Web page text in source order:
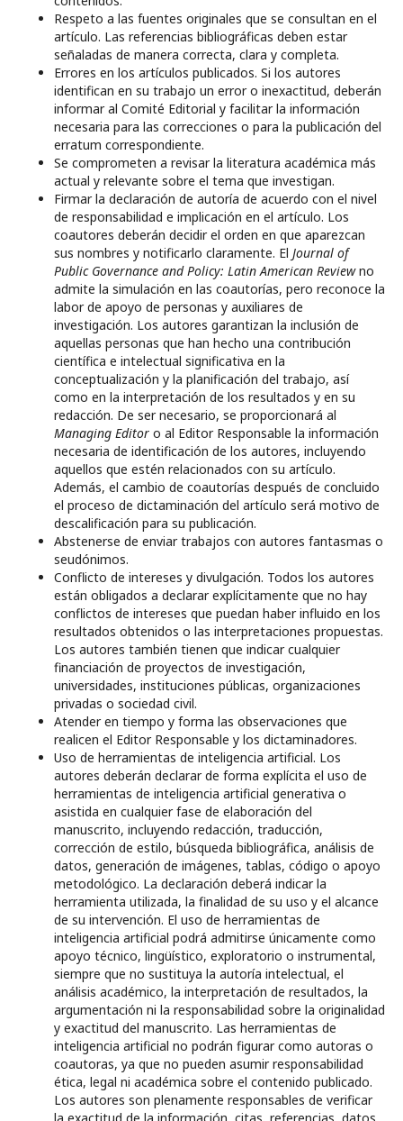
Respeto a las fuentes originales que se consultan en el
artículo. Las referencias bibliográficas deben estar
señaladas de manera correcta, clara y completa.
Errores en los artículos publicados. Si los autores
identifican en su trabajo un error o inexactitud, deberán
informar al Comité Editorial y facilitar la información
necesaria para las correcciones o para la publicación del
erratum correspondiente.
Se comprometen a revisar la literatura académica más
actual y relevante sobre el tema que investigan.
Firmar la declaración de autoría de acuerdo con el nivel
de responsabilidad e implicación en el artículo. Los
coautores deberán decidir el orden en que aparezcan
sus nombres y notificarlo claramente. El Journal of
Public Governance and Policy: Latin American Reviewno
admite la simulación en las coautorías, pero reconoce la
labor de apoyo de personas y auxiliares de
investigación. Los autores garantizan la inclusión de
aquellas personas que han hecho una contribución
científica e intelectual significativa en la
conceptualización y la planificación del trabajo, así
como en la interpretación de los resultados y en su
redacción. De ser necesario, se proporcionará al
Managing Editor o al Editor Responsable la información
necesaria de identificación de los autores, incluyendo
aquellos que estén relacionados con su artículo.
Además, el cambio de coautorías después de concluido
el proceso de dictaminación del artículo será motivo de
descalificación para su publicación.
Abstenerse de enviar trabajos con autores fantasmas o
seudónimos.
Conflicto de intereses y divulgación. Todos los autores
están obligados a declarar explícitamente que no hay
conflictos de intereses que puedan haber influido en los
resultados obtenidos o las interpretaciones propuestas.
Los autores también tienen que indicar cualquier
financiación de proyectos de investigación,
universidades, instituciones públicas, organizaciones
privadas o sociedad civil.
Atender en tiempo y forma las observaciones que
realicen el Editor Responsable y los dictaminadores.
Uso de herramientas de inteligencia artificial. Los
autores deberán declarar de forma explícita el uso de
herramientas de inteligencia artificial generativa o
asistida en cualquier fase de elaboración del
manuscrito, incluyendo redacción, traducción,
corrección de estilo, búsqueda bibliográfica, análisis de
datos, generación de imágenes, tablas, código o apoyo
metodológico. La declaración deberá indicar la
herramienta utilizada, la finalidad de su uso y el alcance
de su intervención. El uso de herramientas de
inteligencia artificial podrá admitirse únicamente como
apoyo técnico, lingüístico, exploratorio o instrumental,
siempre que no sustituya la autoría intelectual, el
análisis académico, la interpretación de resultados, la
argumentación ni la responsabilidad sobre la originalidad
y exactitud del manuscrito. Las herramientas de
inteligencia artificial no podrán figurar como autoras o
coautoras, ya que no pueden asumir responsabilidad
ética, legal ni académica sobre el contenido publicado.
Los autores son plenamente responsables de verificar